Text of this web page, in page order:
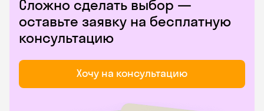
Сложно сделать выбор —
оставьте заявку на бесплатную
консультацию
Хочу на консультацию